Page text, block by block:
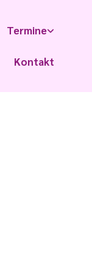
Termine
Kontakt